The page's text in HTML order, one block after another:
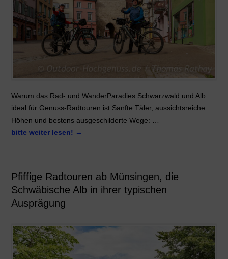
Warum das Rad- und WanderParadies Schwarzwald und Alb
ideal für Genuss-Radtouren ist Sanfte Täler, aussichtsreiche
Höhen und bestens ausgeschilderte Wege: …
bitte weiter lesen! →
Pfiffige Radtouren ab Münsingen, die
Schwäbische Alb in ihrer typischen
Ausprägung